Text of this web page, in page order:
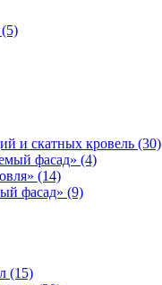
и скатных кровель (30)
фасад» (4)
(14)
фасад» (9)
(15)